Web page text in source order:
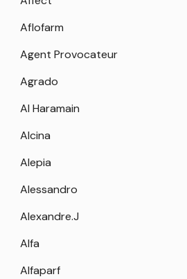
Aflofarm
Agent Provocateur
Agrado
Al Haramain
Alcina
Alepia
Alessandro
Alexandre.J
Alfa
Alfaparf